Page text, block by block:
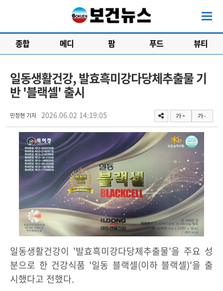
종합 메디 팜 푸드 뷰티
일동생활건강, 발효흑미강다당체추출물 기
반 '블랙셀' 출시
민정현 기자 2026.06.02 14:19:05 가 + 가 -
일동생활건강이 '발효흑미강다당체추출물'을 주요 성
분으로 한 건강식품 '일동 블랙셀(이하 블랙셀)'을 출
시했다고 전했다.